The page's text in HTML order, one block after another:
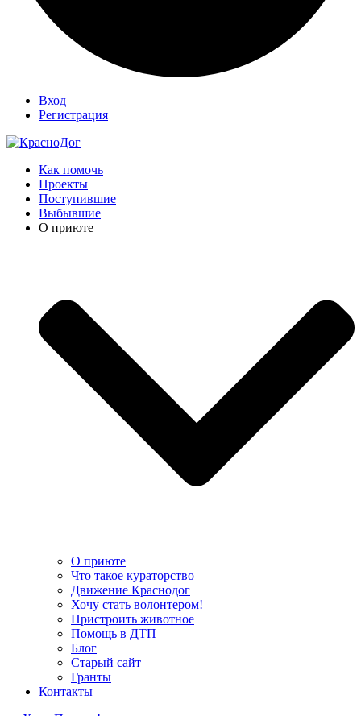
Вход
Регистрация
Как помочь
Проекты
Поступившие
Выбывшие
О приюте
О приюте
Что такое кураторство
Движение Краснодог
Хочу стать волонтером!
Пристроить животное
Помощь в ДТП
Блог
Старый сайт
Гранты
Контакты